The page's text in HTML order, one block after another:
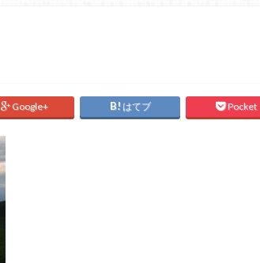
Google+ はてブ Pocket